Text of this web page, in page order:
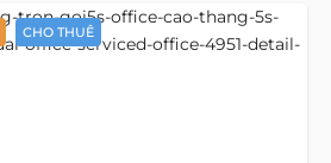
CHO THUÊ